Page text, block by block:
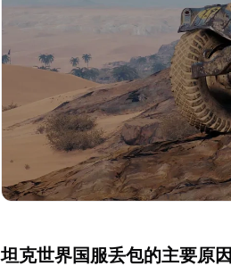
坦克世界国服丢包的主要原因